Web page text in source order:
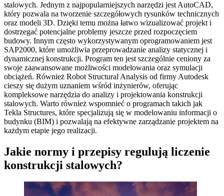
stalowych. Jednym z najpopularniejszych narzędzi jest AutoCAD,
który pozwala na tworzenie szczegółowych rysunków technicznych
oraz modeli 3D. Dzięki temu można łatwo wizualizować projekt i
dostrzegać potencjalne problemy jeszcze przed rozpoczęciem
budowy. Innym często wykorzystywanym oprogramowaniem jest
SAP2000, które umożliwia przeprowadzanie analizy statycznej i
dynamicznej konstrukcji. Program ten jest szczególnie ceniony za
swoje zaawansowane możliwości modelowania oraz symulacji
obciążeń. Również Robot Structural Analysis od firmy Autodesk
cieszy się dużym uznaniem wśród inżynierów, oferując
kompleksowe narzędzia do analizy i projektowania konstrukcji
stalowych. Warto również wspomnieć o programach takich jak
Tekla Structures, które specjalizują się w modelowaniu informacji o
budynku (BIM) i pozwalają na efektywne zarządzanie projektem na
każdym etapie jego realizacji.
Jakie normy i przepisy regulują liczenie
konstrukcji stalowych?